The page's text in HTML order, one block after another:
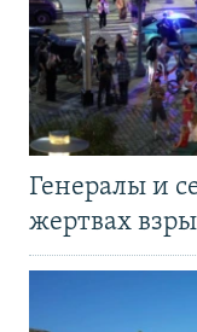
Генералы и
жертвах